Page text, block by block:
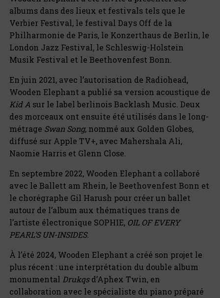
albums dans des lieux et festivals tels que le
Verbier Festival, le festival Days Off de la
Philharmonie de Paris, le Konzerthaus de Berlin, le
London Jazz Festival, le Schleswig-Holstein
Musik Festival et le Beethovenfest Bonn.
En juin 2021, avec l’autorisation de Radiohead,
Wooden Elephant a publié sa version acoustique de
Kid A sur le label berlinois Backlash Music. Deux
des morceaux ont ensuite été utilisés dans le long-
métrage Swan Song, nommé aux Golden Globes,
diffusé sur Apple TV+, avec Mahershala Ali,
Naomie Harris et Glenn Close.
En septembre 2022, Wooden Elephant a collaboré
avec le Ballett am Rhein, le Beethovenfest Bonn et
le chorégraphe Gil Harush pour créer un ballet
autour de l’album aux thématiques trans de
l’artiste électronique SOPHIE, OIL OF EVERY
PEARL’S UN-INSIDES.
À l’été 2024, Wooden Elephant a créé son projet le
plus récent : une interprétation du double album
monumental Drukqsd’Aphex Twin, en
collaboration avec le spécialiste du piano préparé